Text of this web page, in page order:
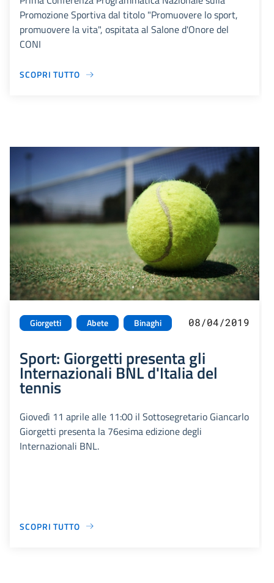
Promozione Sportiva dal titolo "Promuovere lo sport,
promuovere la vita", ospitata al Salone d'Onore del
CONI
SCOPRI TUTTO
Giorgetti Abete Binaghi 08/04/2019
Sport: Giorgetti presenta gli
Internazionali BNL d'Italia del
tennis
Giovedì 11 aprile alle 11:00 il Sottosegretario Giancarlo
Giorgetti presenta la 76esima edizione degli
Internazionali BNL.
SCOPRI TUTTO